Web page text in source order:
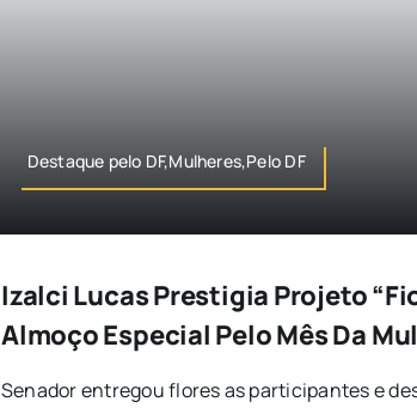
Destaque pelo DF,Mulheres,Pelo DF
Izalci Lucas Prestigia Projeto
Almoço Especial Pelo Mês Da
Senador entregou flores as participantes e